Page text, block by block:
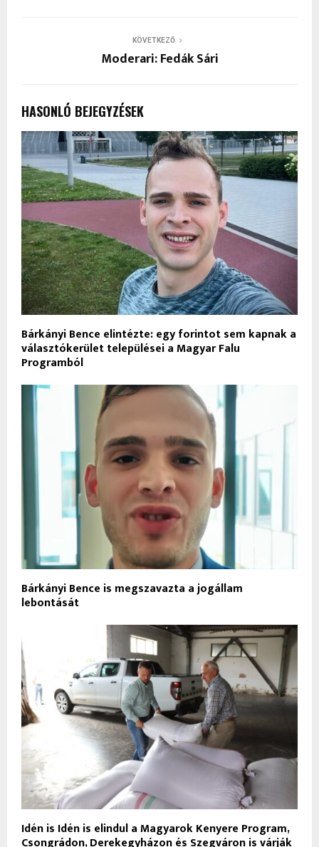
KÖVETKEZŐ
Moderari: Fedák Sári
HASONLÓ BEJEGYZÉSEK
Bárkányi Bence elintézte: egy forintot sem kapnak a
választókerület települései a Magyar Falu
Programból
Bárkányi Bence is megszavazta a jogállam
lebontását
Idén is Idén is elindul a Magyarok Kenyere Program,
Csongrádon, Derekegyházon és Szegváron is várják